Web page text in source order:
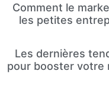
Comment le
les petites
Les dernières
pour booster votre